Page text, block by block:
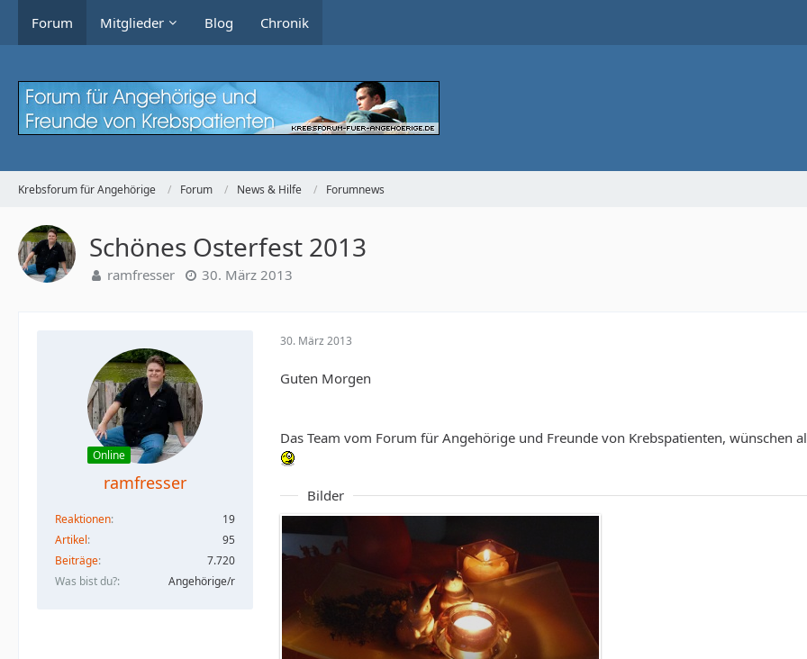
Forum Mitglieder Blog Chronik
Krebsforum für Angehörige Forum News & Hilfe Forumnews
Schönes Osterfest 2013
ramfresser 30. März 2013
Online
ramfresser
Reaktionen
19
Artikel
95
Beiträge
7.720
Was bist du?
Angehörige/r
30. März 2013
Guten Morgen
Das Team vom Forum für Angehörige und Freunde von Krebspatienten, wünschen
Bilder